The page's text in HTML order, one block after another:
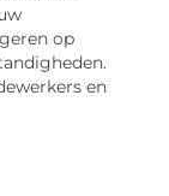
op
en